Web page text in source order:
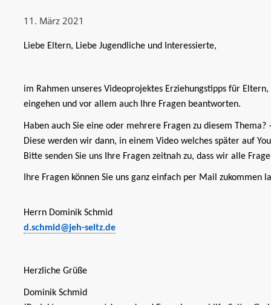
11. März 2021
Liebe Eltern, Liebe Jugendliche und Interessierte,
im Rahmen unseres Videoprojektes Erziehungstipps für
eingehen und vor allem auch Ihre Fragen beantworten.
Haben auch Sie eine oder mehrere Fragen zu diesem
Diese werden wir dann, in einem Video welches später auf
Bitte senden Sie uns Ihre Fragen zeitnah zu, dass wir alle
Ihre Fragen können Sie uns ganz einfach per Mail zukommen
Herrn Dominik Schmid
d.schmid@jeh-seitz.de
Herzliche Grüße
Dominik Schmid